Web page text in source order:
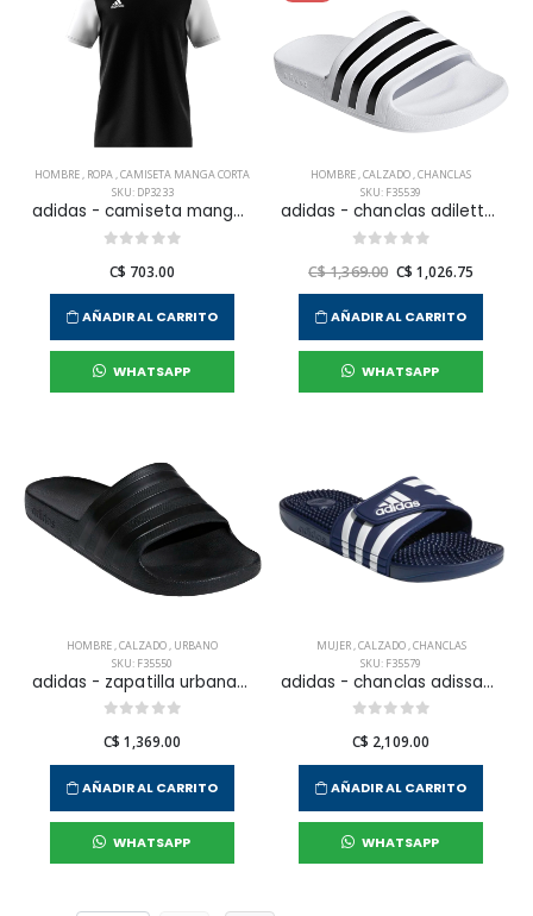
HOMBRE, ROPA,CAMISETA MANGA CORTA
SKU: DP3233
adidas - camiseta manga corta estro 19 jsy para hombre
C$ 703.00
AÑADIR AL CARRITO
WHATSAPP
HOMBRE,CALZADO,CHANCLAS
SKU: F35539
adidas - chanclas adilette aqua para hombre
C$ 1,369.00 C$ 1,026.75
AÑADIR AL CARRITO
WHATSAPP
HOMBRE,CALZADO, URBANO
SKU: F35550
adidas - zapatilla urbana adilette aqua para hombre
C$ 1,369.00
AÑADIR AL CARRITO
WHATSAPP
MUJER,CALZADO,CHANCLAS
SKU: F35579
adidas - chanclas adissage para mujer
C$ 2,109.00
AÑADIR AL CARRITO
WHATSAPP